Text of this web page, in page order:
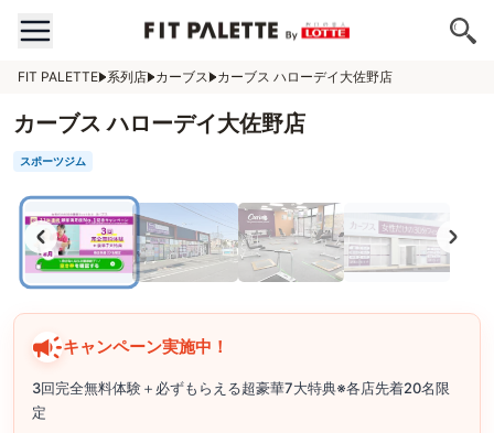
FIT PALETTE 系列店 カーブス カーブス ハローデイ大佐野店
カーブス ハローデイ大佐野店
スポーツジム
キャンペーン実施中！
3回完全無料体験＋必ずもらえる超豪華7大特典※各店先着20名限
定